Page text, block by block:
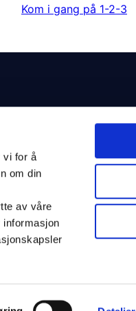
vi for å
om din
av våre
Kom i gang på 1-2-3
Generelle vilkår
Brukervilkår
Cookie Policy